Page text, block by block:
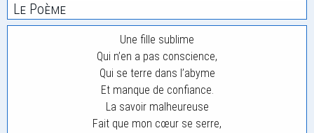
Le Poème
Une fille sublime
Qui n’en a pas conscience,
Qui se terre dans l’abyme
Et manque de confiance.
La savoir malheureuse
Fait que mon cœur se serre,